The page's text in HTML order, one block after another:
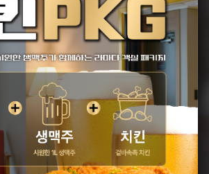
객실 + 생맥주 1L + 치킨
자세히 보기 >